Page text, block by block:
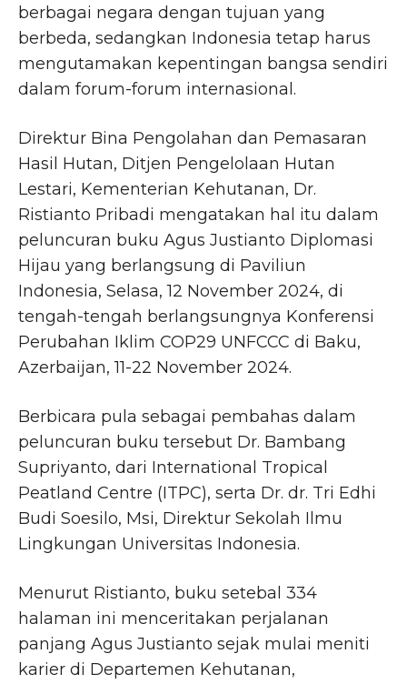
berbagai negara dengan tujuan yang
berbeda, sedangkan Indonesia tetap harus
mengutamakan kepentingan bangsa sendiri
dalam forum-forum internasional.
Direktur Bina Pengolahan dan Pemasaran
Hasil Hutan, Ditjen Pengelolaan Hutan
Lestari, Kementerian Kehutanan, Dr.
Ristianto Pribadi mengatakan hal itu dalam
peluncuran buku Agus Justianto Diplomasi
Hijau yang berlangsung di Paviliun
Indonesia, Selasa, 12 November 2024, di
tengah-tengah berlangsungnya Konferensi
Perubahan Iklim COP29 UNFCCC di Baku,
Azerbaijan, 11-22 November 2024.
Berbicara pula sebagai pembahas dalam
peluncuran buku tersebut Dr. Bambang
Supriyanto, dari International Tropical
Peatland Centre (ITPC), serta Dr. dr. Tri Edhi
Budi Soesilo, Msi, Direktur Sekolah Ilmu
Lingkungan Universitas Indonesia.
Menurut Ristianto, buku setebal 334
halaman ini menceritakan perjalanan
panjang Agus Justianto sejak mulai meniti
karier di Departemen Kehutanan,